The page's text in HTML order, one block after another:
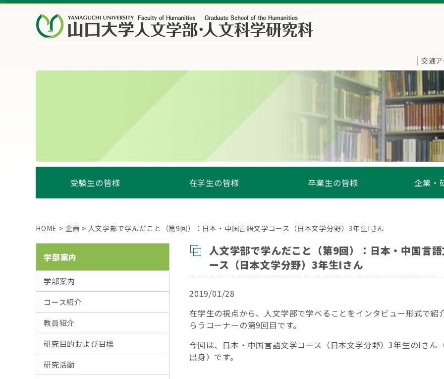
交通
受験生の皆様 在学生の皆様 卒業生の皆様 企業・
HOME > 企画 > 人文学部で学んだこと（第9回）：日本・中国言語文学コース（日本文学分野）3年生Iさん
人文学部で学んだこと（第9回）：日本・中国言
ース（日本文学分野）3年生Iさん
2019/01/28
在学生の視点から、人文学部で学べることをインタビュー形式で紹
らうコーナーの第9回目です。
今回は、日本・中国言語文学コース（日本文学分野）3年生のIさん
出身）です。
学部案内
学部案内
コース紹介
教員紹介
研究目的および目標
研究活動